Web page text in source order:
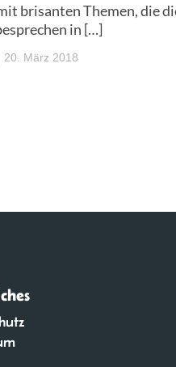
brisanten Themen, die
in […]
20. März 2018